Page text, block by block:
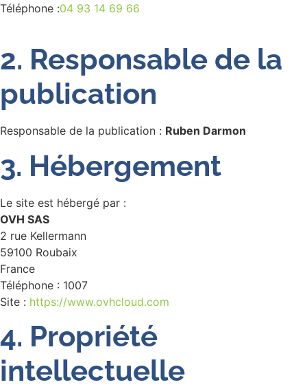
Téléphone :04 93 14 69 66
2. Responsable de la
publication
Responsable de la publication : Ruben Darmon
3. Hébergement
Le site est hébergé par :
OVH SAS
2 rue Kellermann
59100 Roubaix
France
Téléphone : 1007
Site : https://www.ovhcloud.com
4. Propriété
intellectuelle